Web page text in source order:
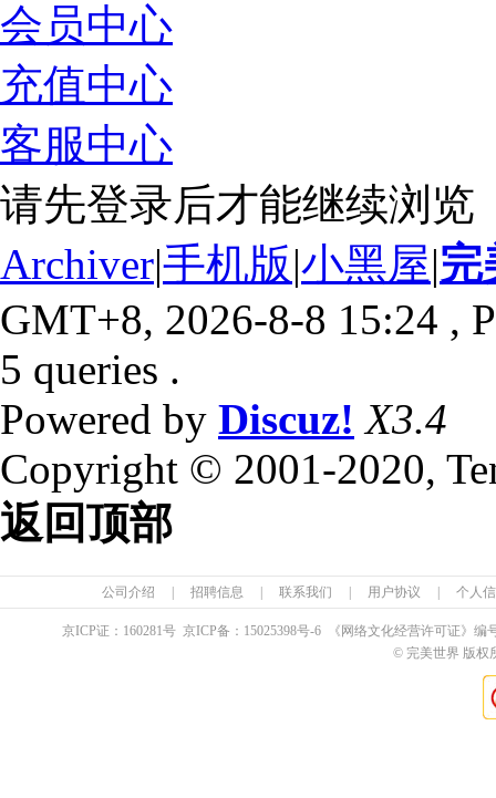
会员中心
充值中心
客服中心
请先登录后才能继续浏览
Archiver|手机版|小黑屋|完
GMT+8, 2026-8-8 15:24 ,
5 queries .
Powered by Discuz! X3.4
Copyright © 2001-2020,
返回顶部
公司介绍 招聘信息 联系我们 用户协议 个人
京ICP证： 160281号 京ICP备： 15025398号-6 《网络文化经营许可证》编
© 完美世界 版权